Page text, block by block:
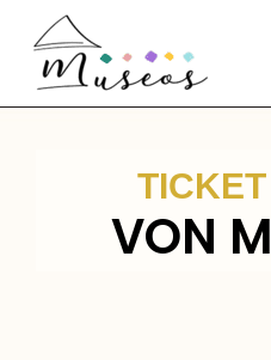
content
museosJust another
VON